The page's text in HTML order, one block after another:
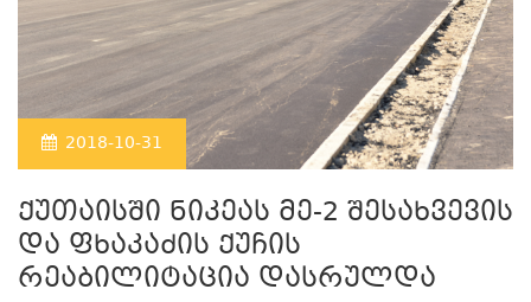
2018-10-31
ქუთაისში ნიკეას მე-2 შესახვევის
და ფხაკაძის ქუჩის
რეაბილიტაცია დასრულდა